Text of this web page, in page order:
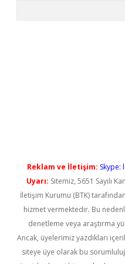
Reklam ve İletişim: Skype:
Uyarı: Sitemiz, 5651 Sayılı
İletişim Kurumu (BTK)
hizmet vermektedir. Bu
denetleme veya araştırma
Ancak, üyelerimiz yazdıkları
siteye üye olarak bu